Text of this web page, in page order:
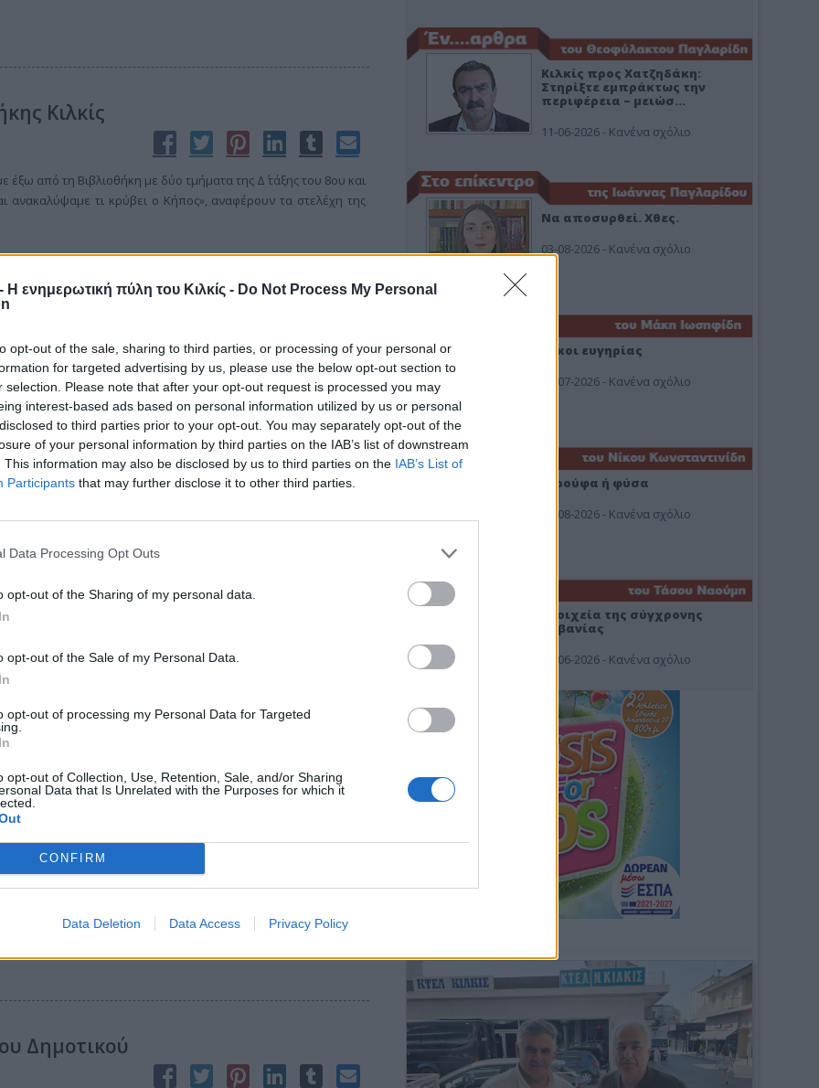
Η ενημερωτική πύλη του Κιλκίς - Do Not Process My Personal
opt-out of the sale, sharing to third parties, or processing of your personal or
for targeted advertising by us, please use the below opt-out section to
selection. Please note that after your opt-out request is processed you may
interest-based ads based on personal information utilized by us or personal
to third parties prior to your opt-out. You may separately opt-out of the
of your personal information by third parties on the IAB’s list of downstream
This information may also be disclosed by us to third parties on the IAB’s List of
Participants that may further disclose it to other third parties.
Data Processing Opt Outs
opt-out of the Sharing of my personal data.
opt-out of the Sale of my Personal Data.
opt-out of processing my Personal Data for Targeted
opt-out of Collection, Use, Retention, Sale, and/or Sharing
Data that Is Unrelated with the Purposes for which it
CONFIRM
Data Deletion Data Access Privacy Policy
Κιλκίς
έξω από τη Βιβλιοθήκη με δύο τμήματα της Δ΄ τάξης του 8ου και
ανακαλύψαμε τι κρύβει ο Κήπος», αναφέρουν τα στελέχη της
όλων των ηλικιών αλλά μεγαλύτερων ανθρώπων
χρονιά οι ποδηλατικοί αγώνες στην Ευκαρπία Κιλκίς που
της Θεοτόκου και ο Πολιτιστικός Σύλλογος Ευκαρπίας.
πολίτη της κεντροδεξιάς
για τη Νέα Δημοκρατία ενόψει των εκλογών της Κυριακής ο
στελεχών του κόμματος Ευάγγελος Μπαλάσκας.
ν. Κιλκίς
Ενωση Αστυνομικών Υπαλλήλων ν. Κιλκίς, η οποία
Γεωργία Τσελέκη (146 ψήφους), Α’ αντιπρόεδρος και
Δημοτικού
Κιλκίς προς Χατζηδάκη:
Στηρίξτε εμπράκτως την
περιφέρεια – μειώσ…
11-06-2026 - Κανένα σχόλιο
Να αποσυρθεί. Χθες.
03-08-2026 - Κανένα σχόλιο
Οίκοι ευγηρίας
24-07-2026 - Κανένα σχόλιο
Ή ρούφα ή φύσα
03-08-2026 - Κανένα σχόλιο
Στοιχεία της σύγχρονης
Αλβανίας
19-06-2026 - Κανένα σχόλιο